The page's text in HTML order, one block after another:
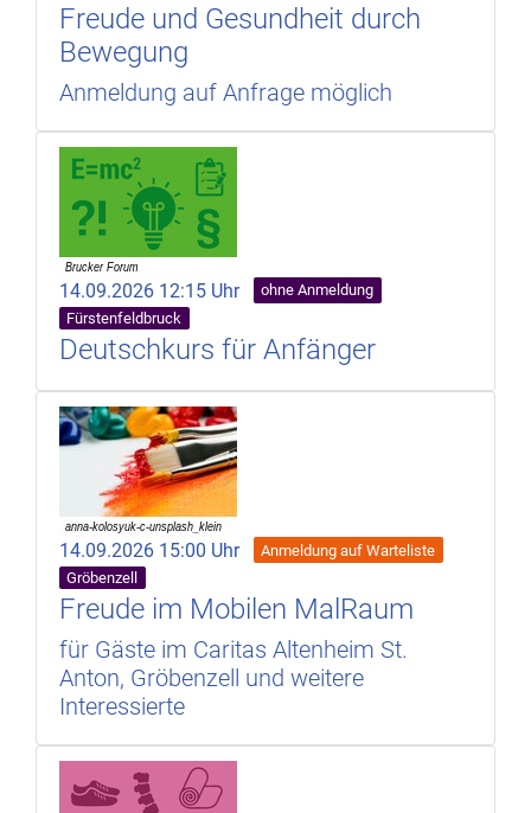
Freude und Gesundheit durch
Bewegung
Anmeldung auf Anfrage möglich
14.09.2026 12:15 Uhr
ohne Anmeldung
Fürstenfeldbruck
Deutschkurs für Anfänger
14.09.2026 15:00 Uhr
Anmeldung auf Warteliste
Gröbenzell
Freude im Mobilen MalRaum
für Gäste im Caritas Altenheim St.
Anton, Gröbenzell und weitere
Interessierte